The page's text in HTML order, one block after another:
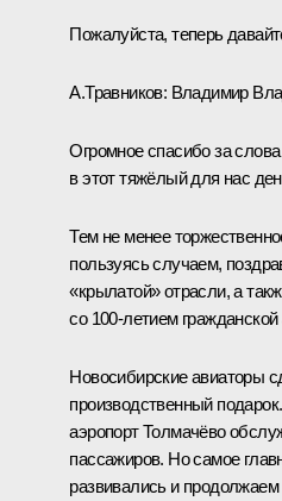
Пожалуйста, теперь
А.Травников: Владимир
Огромное спасибо за
в этот тяжёлый для нас
Тем не менее
пользуясь случаем,
«крылатой» отрасли, а
со 100-летием
Новосибирские авиаторы
производственный
аэропорт Толмачёво
пассажиров. Но самое
развивались и продолжаем